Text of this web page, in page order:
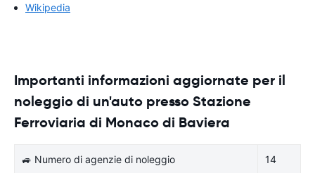
Wikipedia
Importanti informazioni aggiornate per il
noleggio di un'auto presso Stazione
Ferroviaria di Monaco di Baviera
🚙 Numero di agenzie di noleggio 14